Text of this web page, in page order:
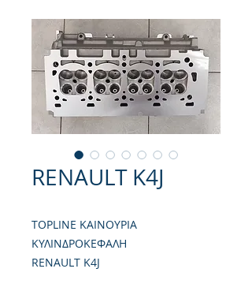
RENAULT K4J
TOPLINE ΚΑΙΝΟΥΡΙΑ
ΚΥΛΙΝΔΡΟΚΕΦΑΛΗ
RENAULT K4J